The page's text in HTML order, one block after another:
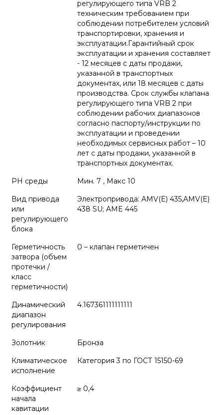
регулирующего типа VRB 2
техническим требованием при
соблюдении потребителем условий
транспортировки, хранения и
эксплуатации.Гарантийный срок
эксплуатации и хранения составляет
- 12 месяцев с даты продажи,
указанной в транспортных
документах, или 18 месяцев с даты
производства. Срок службы клапана
регулирующего типа VRB 2 при
соблюдении рабочих диапазонов
согласно паспорту/инструкции по
эксплуатации и проведении
необходимых сервисных работ – 10
лет с даты продажи, указанной в
транспортных документах.
PH среды
Мин. 7 , Макс 10
Вид привода
или
регулирующего
блока
Электропривода: AMV(E) 435,AMV(E)
438 SU; AME 445
Герметичность
затвора (объем
протечки /
класс
герметичности)
0 – клапан герметичен
Динамический
диапазон
регулирования
4.167361111111111
Золотник
Бронза
Климатическое
исполнение
Категория 3 по ГОСТ 15150-69
Коэффициент
начала
кавитации
≥ 0,4